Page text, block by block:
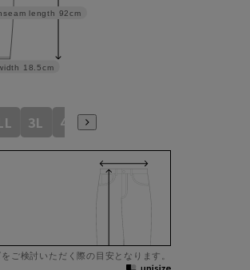
length 92cm
18.5cm
3L 4L
ご検討いただく際の目安となります。